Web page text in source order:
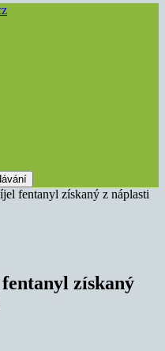
fentanyl získaný z náplasti
získaný